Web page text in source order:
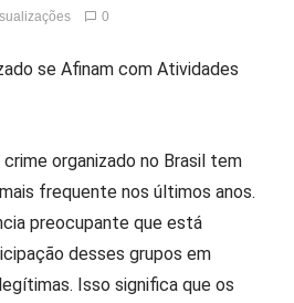
0
se Afinam com Atividades
organizado no Brasil tem
frequente nos últimos anos.
preocupante que está
desses grupos em
Isso significa que os